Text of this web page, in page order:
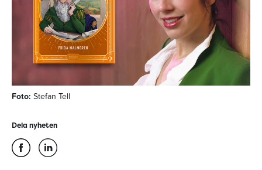
Foto: Stefan Tell
Dela nyheten